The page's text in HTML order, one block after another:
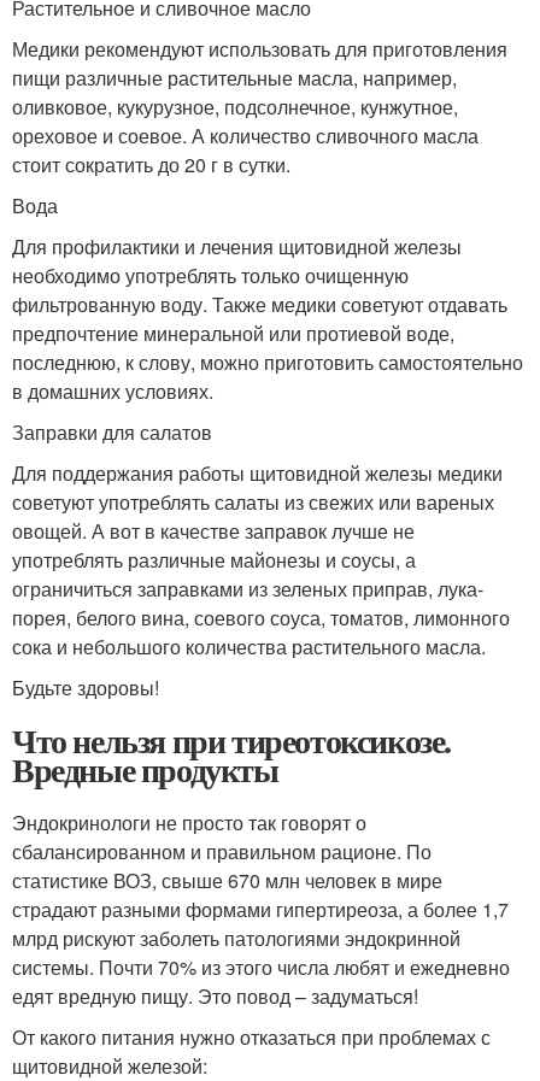
Растительное и сливочное масло
Медики рекомендуют использовать для приготовления
пищи различные растительные масла, например,
оливковое, кукурузное, подсолнечное, кунжутное,
ореховое и соевое. А количество сливочного масла
стоит сократить до 20 г в сутки.
Вода
Для профилактики и лечения щитовидной железы
необходимо употреблять только очищенную
фильтрованную воду. Также медики советуют отдавать
предпочтение минеральной или протиевой воде,
последнюю, к слову, можно приготовить самостоятельно
в домашних условиях.
Заправки для салатов
Для поддержания работы щитовидной железы медики
советуют употреблять салаты из свежих или вареных
овощей. А вот в качестве заправок лучше не
употреблять различные майонезы и соусы, а
ограничиться заправками из зеленых приправ, лука-
порея, белого вина, соевого соуса, томатов, лимонного
сока и небольшого количества растительного масла.
Будьте здоровы!
Что нельзя при тиреотоксикозе.
Вредные продукты
Эндокринологи не просто так говорят о
сбалансированном и правильном рационе. По
статистике ВОЗ, свыше 670 млн человек в мире
страдают разными формами гипертиреоза, а более 1,7
млрд рискуют заболеть патологиями эндокринной
системы. Почти 70% из этого числа любят и ежедневно
едят вредную пищу. Это повод – задуматься!
От какого питания нужно отказаться при проблемах с
щитовидной железой: